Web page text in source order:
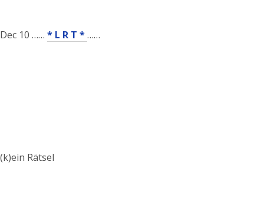
Dec 10 …… * L R T *……
(k)ein Rätsel